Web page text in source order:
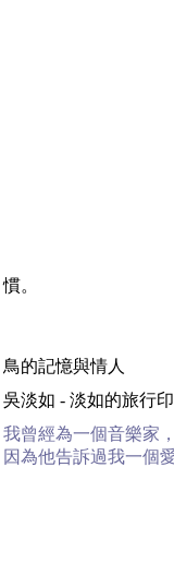
慣。
鳥的記憶與情人
吳淡如 - 淡如的旅行印
我曾經為一個音樂家
因為他告訴過我一個